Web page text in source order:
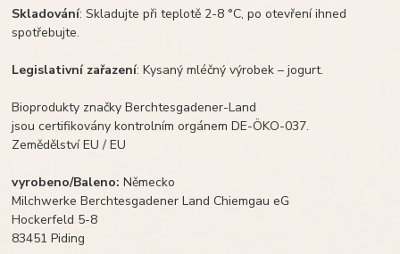
Skladování: Skladujte při teplotě 2-8 °C, po otevření ihned
spotřebujte.
Legislativní zařazení: Kysaný mléčný výrobek – jogurt.
Bioprodukty značky Berchtesgadener-Land
jsou certifikovány kontrolním orgánem DE-ÖKO-037.
Zemědělství EU / EU
vyrobeno/Baleno: Německo
Milchwerke Berchtesgadener Land Chiemgau eG
Hockerfeld 5-8
83451 Piding